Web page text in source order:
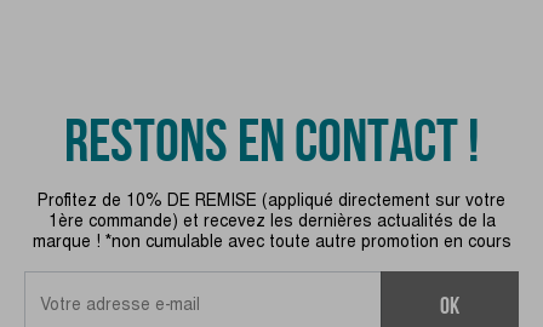
RESTONS EN CONTACT !
Profitez de 10% DE REMISE (appliqué directement sur votre
1ère commande) et recevez les dernières actualités de la
marque ! *non cumulable avec toute autre promotion en cours
ok